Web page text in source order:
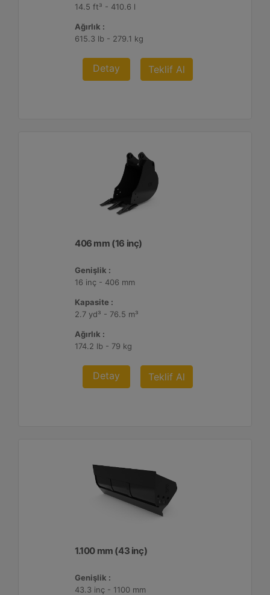
14.5 ft³ - 410.6 l
Ağırlık :
615.3 lb - 279.1 kg
Detay Teklif Al
406 mm (16 inç)
Genişlik :
16 inç - 406 mm
Kapasite :
2.7 yd³ - 76.5 m³
Ağırlık :
174.2 lb - 79 kg
Detay Teklif Al
1.100 mm (43 inç)
Genişlik :
43.3 inç - 1100 mm